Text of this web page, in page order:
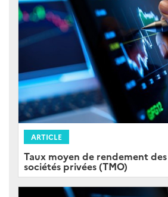
ARTICLE
Taux moyen de rendement
sociétés privées (TMO)